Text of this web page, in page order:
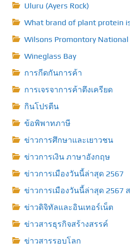
Uluru (Ayers Rock)
What brand of plant protein
Wilsons Promontory National
Wineglass Bay
การกีดกันการค้า
การเจรจาการค้าตึงเครียด
กินโปรตีน
ข้อพิพาทภาษี
ข่าวการศึกษาและเยาวชน
ข่าวการเงิน ภาษาอังกฤษ
ข่าวการเมืองวันนี้ล่าสุด 2567
ข่าวการเมืองวันนี้ล่าสุด 2567
ข่าวดิจิทัลและอินเทอร์เน็ต
ข่าวสารธุรกิจสร้างสรรค์
ข่าวสารรอบโลก